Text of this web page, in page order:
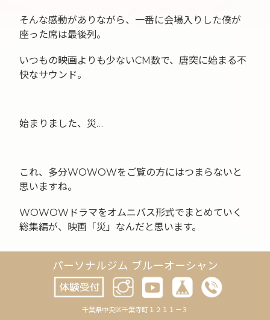
そんな感動がありながら、一番に会場入りした僕が
座った席は最後列。
いつもの映画よりも少ないCM数で、唐突に始まる不
快なサウンド。
始まりました、災…
これ、多分WOWOWをご覧の方にはつまらないと
思いますね。
WOWOWドラマをオムニバス形式でまとめていく
総集編が、映画「災」なんだと思います。
感想としては、どう表現していいのかわからない難
しさがあります。
悪者がいるようなのだが、者ではなく、単なる現象
パーソナルジム ブルーオーシャン
千葉県中央区千葉寺町１２１１－３